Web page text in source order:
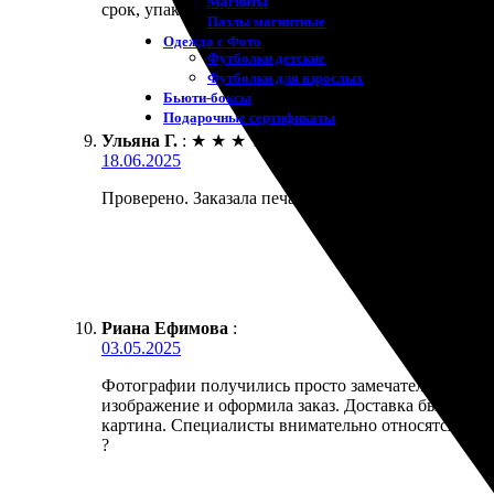
Пазлы магнитные
Одежда с Фото
Футболки детские
Футболки для взрослых
Бьюти-боксы
Подарочные сертификаты
срок, упаковка отличная. Порекомендую всем
Ульяна Г. : ★ ★ ★ ★
18.06.2025
Проверено. Заказала печать на холсте, процесс
Риана Ефимова :
03.05.2025
Фотографии получились просто замечательные!
изображение и оформила заказ. Доставка была
картина. Специалисты внимательно относятся к
?